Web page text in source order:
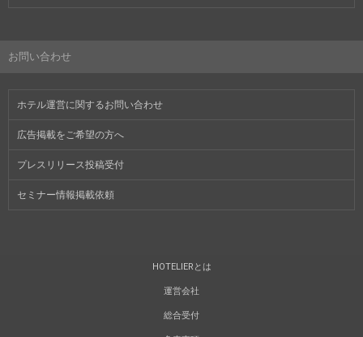
お問い合わせ
ホテル運営に関するお問い合わせ
広告掲載をご希望の方へ
プレスリリース投稿受付
セミナー情報掲載依頼
HOTELIERとは
運営会社
総合受付